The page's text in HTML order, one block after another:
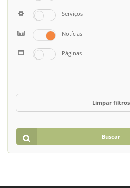
Serviços
Notícias
Páginas
Limpar filtros
Buscar